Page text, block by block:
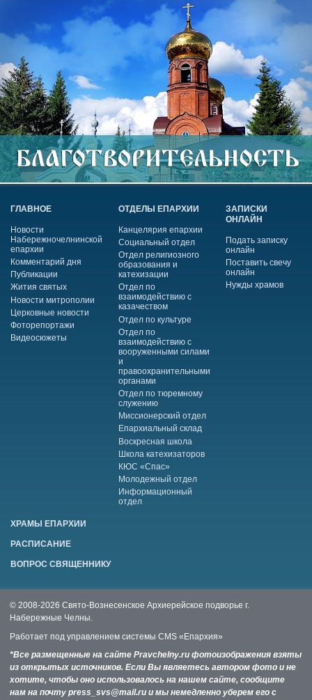
ГЛАВНОЕ
Новости
Набережночелнинской
епархии
Комментарий дня
Публикации
Жития святых
Новости митрополии
Церковные новости
Фоторепортажи
Видеосюжеты
ОТДЕЛЫ ЕПАРХИИ
Канцелярия епархии
Социальный отдел
Отдел религиозного
образования и
катехизации
Отдел по
взаимодействию с
казачеством
Отдел по культуре
Отдел по
взаимодействию с
вооруженными силами
и
правоохранительными
органами
Отдел по тюремному
служению
Миссионерский отдел
Епархиальный склад
Воскресная школа
Школа катехизаторов
КЮС «Спас»
Молодежный отдел
Информационный
отдел
ЗАПИСКИ
ОНЛАЙН
Подать записку
онлайн
Поставить свечу
онлайн
Нужды храмов
ХРАМЫ ЕПАРХИИ
РАСПИСАНИЕ
ВОПРОС СВЯЩЕННИКУ
© 2008-2026 Свято-Вознесенское Архиерейское подворье г.
Набережные Челны.
Работает под управлением системы CMS «Епархия»
*Все размещенные на сайте Pravchelny.ru фотоизображения взяты
из открытых источников. Если Вы являетесь автором фото и не
хотите, чтобы оно использовалось на нашем сайте, сообщите
нам на почту press_svs@mail.ru и мы немедленно уберем его с